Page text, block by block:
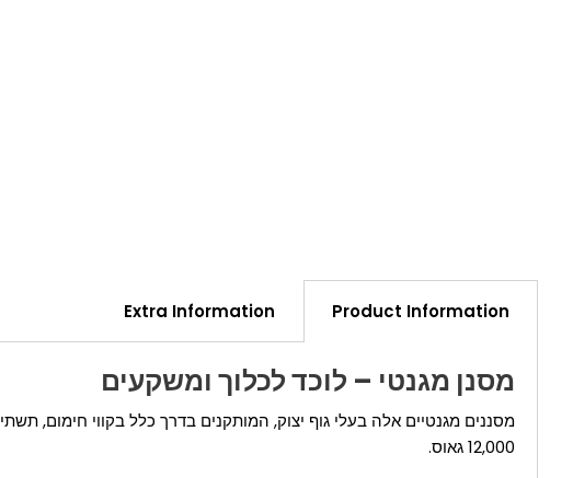
Product Information
Extra Information
מסנן מגנטי – לוכד לכלוך ומשקעים
מסננים מגנטיים אלה בעלי גוף יצוק, המותקנים בדרך כלל בקווי חימום,
12,000 גאוס.